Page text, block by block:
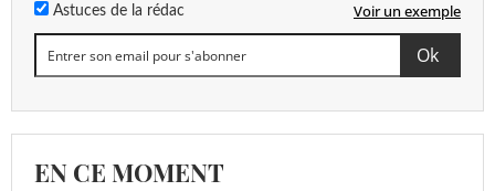
Astuces de la rédac Voir un exemple
EN CE MOMENT